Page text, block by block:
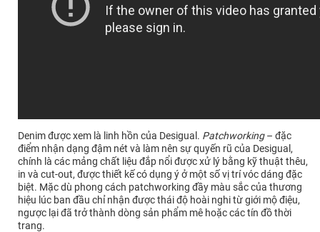
Denim được xem là linh hồn của Desigual. Patchworking– đặc
điểm nhận dạng đậm nét và làm nên sự quyến rũ của Desigual,
chính là các mảng chất liệu đắp nổi được xử lý bằng kỹ thuật thêu,
in và cut-out, được thiết kế có dụng ý ở một số vị trí vóc dáng đặc
biệt. Mặc dù phong cách patchworking đầy màu sắc của thương
hiệu lúc ban đầu chỉ nhận được thái độ hoài nghi từ giới mộ điệu,
ngược lại đã trở thành dòng sản phẩm mê hoặc các tín đồ thời
trang.